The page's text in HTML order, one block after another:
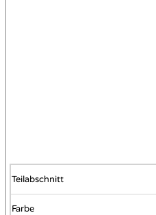
Teilabschnitt
Farbe